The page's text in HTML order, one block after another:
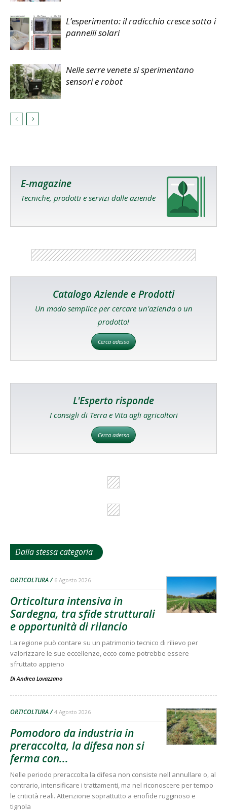
L’esperimento: il radicchio cresce sotto i
pannelli solari
Nelle serre venete si sperimentano
sensori e robot
E-magazine
Tecniche, prodotti e servizi dalle aziende
Catalogo Aziende e Prodotti
Un modo semplice per cercare un'azienda o un
prodotto!
Cerca adesso
L'Esperto risponde
I consigli di Terra e Vita agli agricoltori
Cerca adesso
Dalla stessa categoria
ORTICOLTURA 6 Agosto 2026
Orticoltura intensiva in
Sardegna, tra sfide strutturali
e opportunità di rilancio
La regione può contare su un patrimonio tecnico di rilievo per
valorizzare le sue eccellenze, ecco come potrebbe essere
sfruttato appieno
DiAndrea Lovazzano
ORTICOLTURA 4 Agosto 2026
Pomodoro da industria in
preraccolta, la difesa non si
ferma con...
Nelle periodo preraccolta la difesa non consiste nell'annullare o, al
contrario, intensificare i trattamenti, ma nel riconoscere per tempo
le criticità reali. Attenzione soprattutto a eriofide rugginoso e
tignola